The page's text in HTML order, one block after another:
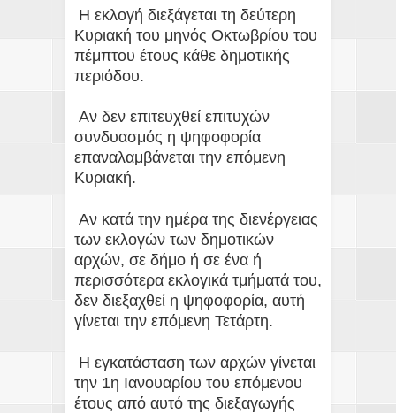
Η εκλογή διεξάγεται τη δεύτερη
Κυριακή του μηνός Οκτωβρίου του
πέμπτου έτους κάθε δημοτικής
περιόδου.
Αν δεν επιτευχθεί επιτυχών
συνδυασμός η ψηφοφορία
επαναλαμβάνεται την επόμενη
Κυριακή.
Αν κατά την ημέρα της διενέργειας
των εκλογών των δημοτικών
αρχών, σε δήμο ή σε ένα ή
περισσότερα εκλογικά τμήματά του,
δεν διεξαχθεί η ψηφοφορία, αυτή
γίνεται την επόμενη Τετάρτη.
Η εγκατάσταση των αρχών γίνεται
την 1η Ιανουαρίου του επόμενου
έτους από αυτό της διεξαγωγής